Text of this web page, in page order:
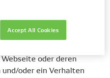
des Nutzers auf dieser
und
oder deren
oder ein Verhalten
Accept All Cookies